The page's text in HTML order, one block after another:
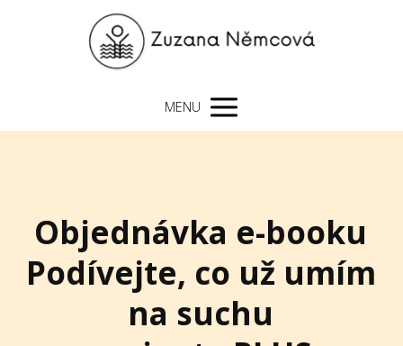
MENU
Objednávka e-booku
Podívejte, co už umím
na suchu